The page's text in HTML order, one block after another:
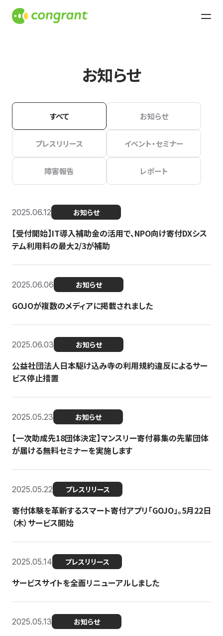
お知らせ
すべて お知らせ
プレスリリース イベント・セミナー
障害報告 レポート
2025.06.12 お知らせ
【受付開始】IT導入補助金の活用で、NPO向け寄付DXシス
テム利用料の最大2/3が補助
2025.06.06 お知らせ
GOJOが複数のメディアに掲載されました
2025.06.03 お知らせ
公益社団法人日本駆け込み寺の利用規約違反によるサー
ビス停止措置
2025.05.23 お知らせ
【一次助成先18団体決定】マンスリー寄付募集の先輩団体
が届ける無料セミナーを実施します
2025.05.22 プレスリリース
寄付体験を革新するスマート寄付アプリ「GOJO」。5月22日
（木）サービス開始
2025.05.14 プレスリリース
サービスサイトを全面リニューアルしました
2025.05.13 お知らせ